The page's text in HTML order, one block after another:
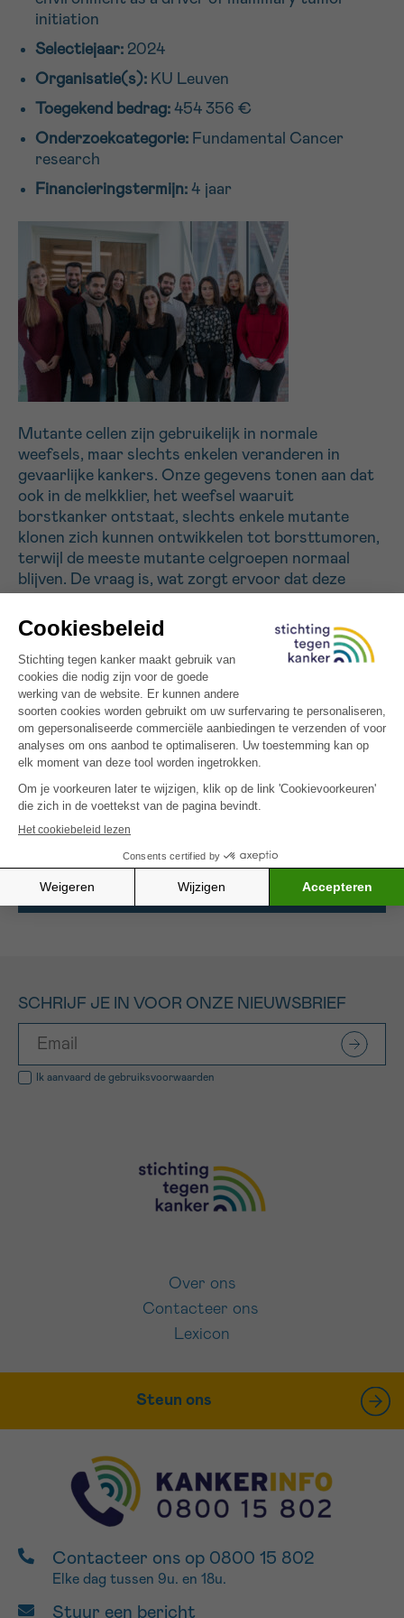
initiation
Selectiejaar: 2024
Organisatie(s): KU Leuven
Toegekend bedrag: 454 356 €
Onderzoekcategorie: Fundamental Cancer
research
Financieringstermijn: 4 jaar
Mutante cellen zijn gebruikelijk in normale
weefsels, maar slechts enkelen veranderen in
gevaarlijke kankers. Onze gegevens tonen aan dat
ook in de melkklier, het weefsel waaruit
borstkanker ontstaat, slechts enkele mutante
klonen zich kunnen ontwikkelen tot borsttumoren,
terwijl de meeste mutante celgroepen normaal
blijven. De vraag is, wat zorgt ervoor dat deze
experimenten laten zien dat mutante cellen hun
gezonde omgeving kunnen veranderen, inclusief de
normale cellen in het borstepitheel. In dit project
willen we begrijpen hoe mutante cellen hun normale
omgeving kunnen veranderen en hoe deze
veranderingen kankerontwikkeling kunnen
voorkomen of juist bevorderen. Door deze
interactie tussen cellen met mutaties en hun
gezonde omgeving te bestuderen, hopen we vroege
kankerdetectie en -preventie te verbeteren.
Alle gefinancierde projecten
SCHRIJF JE IN VOOR ONZE NIEUWSBRIEF
Ik aanvaard de gebruiksvoorwaarden
MIJN VRAAG
Ja, stuur mij de nieuwsbrief
Ik aanvaard degebruiksvoorwaarden
*VERPLICHT VELD
Sturen
16h-18h
Over ons
Contacteer ons
Lexicon
Steun ons
Contacteer ons op 0800 15 802
Elke dag tussen 9u. en 18u.
Stuur een bericht